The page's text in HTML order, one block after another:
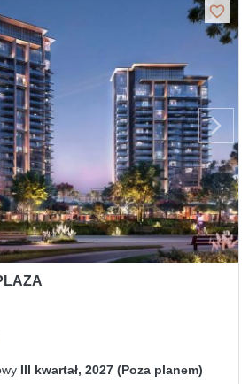
III kwartał, 2027 (Poza planem)